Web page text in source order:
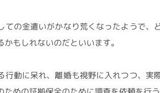
ての金遣いがかなり荒くなったようで
もしれないのだといいます。
行動に呆れ、離婚も視野に入れつつ、